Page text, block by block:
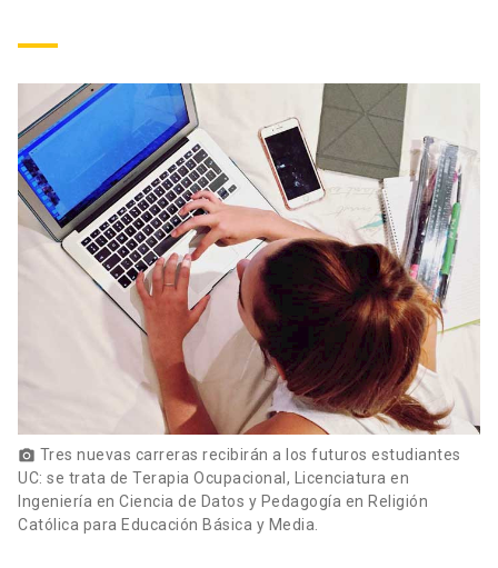
photo_camera Tres nuevas carreras recibirán a los futuros estudiantes
UC: se trata de Terapia Ocupacional, Licenciatura en
Ingeniería en Ciencia de Datos y Pedagogía en Religión
Católica para Educación Básica y Media.